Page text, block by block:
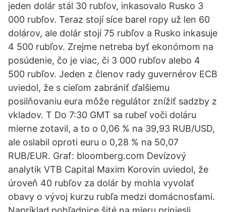
jeden dolár stál 30 rubľov, inkasovalo Rusko 3
000 rubľov. Teraz stojí síce barel ropy už len 60
dolárov, ale dolár stojí 75 rubľov a Rusko inkasuje
4 500 rubľov. Zrejme netreba byť ekonómom na
posúdenie, čo je viac, či 3 000 rubľov alebo 4
500 rubľov. Jeden z členov rady guvernérov ECB
uviedol, že s cieľom zabrániť ďalšiemu
posilňovaniu eura môže regulátor znížiť sadzby z
vkladov. T Do 7:30 GMT sa rubeľ voči doláru
mierne zotavil, a to o 0,06 % na 39,93 RUB/USD,
ale oslabil oproti euru o 0,28 % na 50,07
RUB/EUR. Graf: bloomberg.com Devízový
analytik VTB Capital Maxim Korovin uviedol, že
úroveň 40 rubľov za dolár by mohla vyvolať
obavy o vývoj kurzu rubľa medzi domácnosťami.